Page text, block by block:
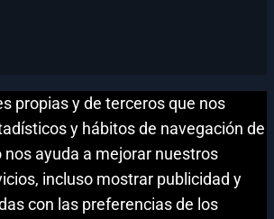
propias y de terceros que nos
y hábitos de navegación de
nos ayuda a mejorar nuestros
incluso mostrar publicidad y
con las preferencias de los